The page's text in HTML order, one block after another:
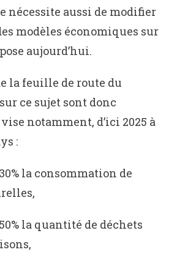
nécessite aussi de modifier
modèles économiques sur
aujourd’hui.
la feuille de route du
ce sujet sont donc
notamment, d’ici 2025 à
:
la consommation de
la quantité de déchets